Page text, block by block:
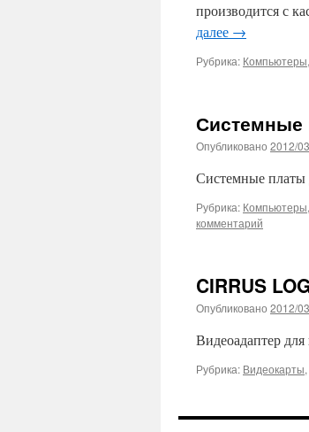
производится с
далее →
Рубрика: Компьютеры,
Системные
Опубликовано 2012/
Системные платы
Рубрика: Компьютеры,
комментарий
CIRRUS
Опубликовано 2012/
Видеоадаптер
Рубрика: Видеокарты,